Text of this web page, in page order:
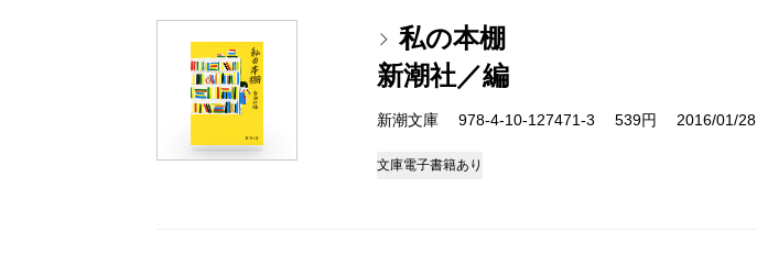
私の本棚
新潮社／編
新潮文庫 978-4-10-127471-3 539円 2016/01/28
文庫電子書籍あり